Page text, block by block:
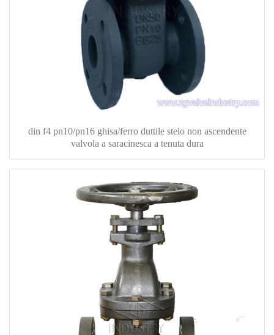
din f4 pn10/pn16 ghisa/ferro duttile stelo non ascendente
valvola a saracinesca a tenuta dura